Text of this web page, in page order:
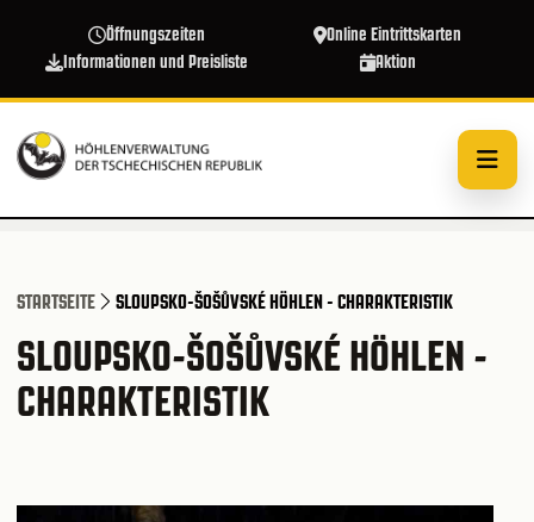
Öffnungszeiten
Online Eintrittskarten
Informationen und Preisliste
Aktion
STARTSEITE SLOUPSKO-ŠOŠŮVSKÉ HÖHLEN - CHARAKTERISTIK
SLOUPSKO-ŠOŠŮVSKÉ HÖHLEN -
CHARAKTERISTIK